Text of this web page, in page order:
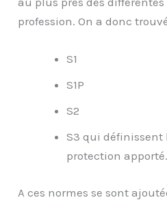
profession. On a donc
S1
S1P
S2
S3 qui définissent
protection apporté.
A ces normes se sont